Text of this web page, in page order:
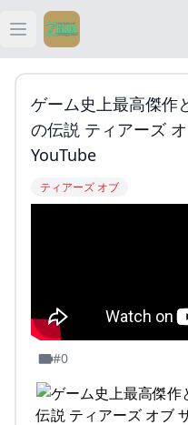
Open main menu
テ
テ
ゲーム史上最高傑作
の伝説 ティアーズ
YouTube
ティアーズ オブ
#0